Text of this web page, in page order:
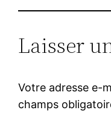
Laisser
Votre adresse e-
champs